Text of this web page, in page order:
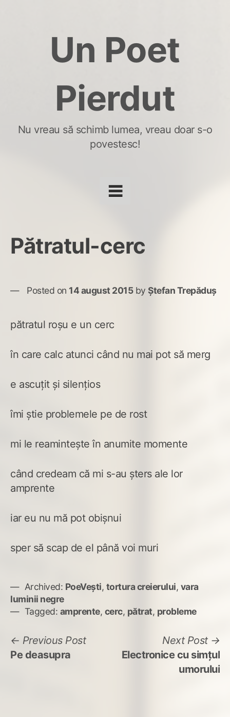
Un Poet
Pierdut
Nu vreau să schimb lumea, vreau doar s-o
povestesc!
Pătratul-cerc
Posted on 14 august 2015by Ștefan Trepăduș
pătratul roșu e un cerc
în care calc atunci când nu mai pot să merg
e ascuțit și silențios
îmi știe problemele pe de rost
mi le reamintește în anumite momente
când credeam că mi s-au șters ale lor
amprente
iar eu nu mă pot obișnui
sper să scap de el până voi muri
Archived: PoeVești, tortura creierului, vara
luminii negre
Tagged: amprente, cerc, pătrat, probleme
Navigare
în
Previous PostPrevious
Pe deasupra
Next Post
Electronice cu simțul
umorului